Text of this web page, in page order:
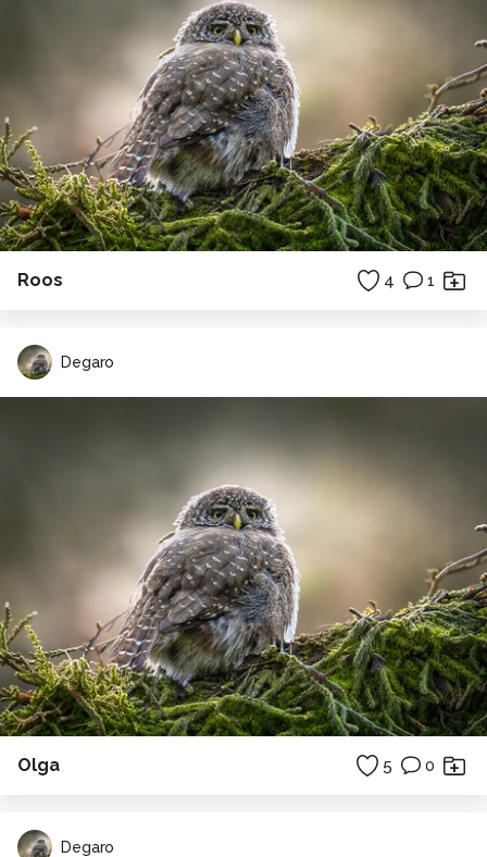
Roos 4 1
Degaro
Olga 5 0
Degaro